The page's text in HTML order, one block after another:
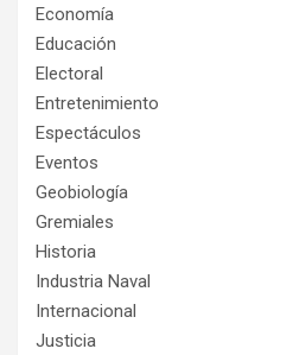
Economía
Educación
Electoral
Entretenimiento
Espectáculos
Eventos
Geobiología
Gremiales
Historia
Industria Naval
Internacional
Justicia